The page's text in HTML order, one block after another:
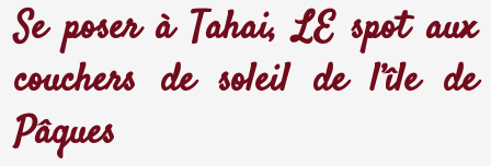
Se poser à Tahai, LE spot aux
couchers de soleil de l’île de
Pâques